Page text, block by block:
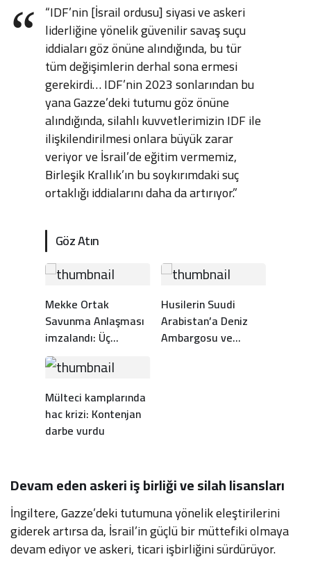
“IDF’nin [İsrail ordusu] siyasi ve askeri
liderliğine yönelik güvenilir savaş suçu
iddiaları göz önüne alındığında, bu tür
tüm değişimlerin derhal sona ermesi
gerekirdi… IDF’nin 2023 sonlarından bu
yana Gazze’deki tutumu göz önüne
alındığında, silahlı kuvvetlerimizin IDF ile
ilişkilendirilmesi onlara büyük zarar
veriyor ve İsrail’de eğitim vermemiz,
Birleşik Krallık’ın bu soykırımdaki suç
ortaklığı iddialarını daha da artırıyor.”
Göz Atın
Mekke Ortak
Savunma Anlaşması
imzalandı: Üç
ülkeden tarihi ittifak
Husilerin Suudi
Arabistan’a Deniz
Ambargosu ve
Mülteci kamplarında
hac krizi: Kontenjan
darbe vurdu
Devam eden askeri iş birliği ve silah lisansları
İngiltere, Gazze’deki tutumuna yönelik eleştirilerini
giderek artırsa da, İsrail’in güçlü bir müttefiki olmaya
devam ediyor ve askeri, ticari işbirliğini sürdürüyor.